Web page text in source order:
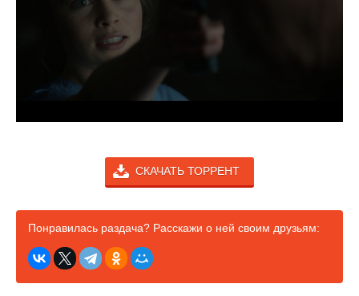
СКАЧАТЬ ТОРРЕНТ
Понравилась раздача? Расскажи о ней своим друзьям: